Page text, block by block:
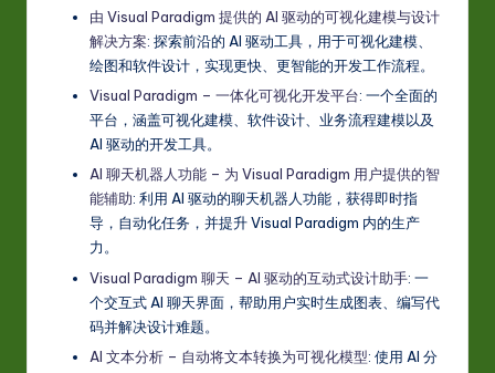
由 Visual Paradigm 提供的 AI 驱动的可视化建模与设计
解决方案: 探索前沿的 AI 驱动工具，用于可视化建模、
绘图和软件设计，实现更快、更智能的开发工作流程。
Visual Paradigm – 一体化可视化开发平台: 一个全面的
平台，涵盖可视化建模、软件设计、业务流程建模以及
AI 驱动的开发工具。
AI 聊天机器人功能 – 为 Visual Paradigm 用户提供的智
能辅助: 利用 AI 驱动的聊天机器人功能，获得即时指
导，自动化任务，并提升 Visual Paradigm 内的生产
力。
Visual Paradigm 聊天 – AI 驱动的互动式设计助手: 一
个交互式 AI 聊天界面，帮助用户实时生成图表、编写代
码并解决设计难题。
AI 文本分析 – 自动将文本转换为可视化模型: 使用 AI 分